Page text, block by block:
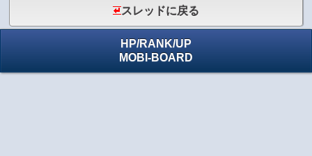
スレッドに戻る
HP/RANK/UP
MOBI-BOARD